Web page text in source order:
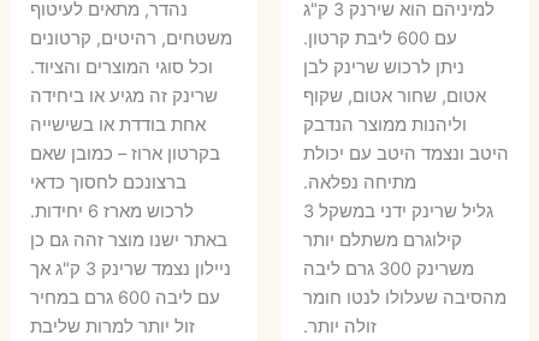
היה:
35 ₪.
הוא:למיניהם הוא שירנק 3 ק"ג
עם 600 ליבת קרטון.
ניתן לרכוש שרינק לבן
אטום, שחור אטום, שקוף
וליהנות ממוצר הנדבק
היטב ונצמד היטב עם יכולת
מתיחה נפלאה.
גליל שרינק ידני במשקל 3
קילוגרם משתלם יותר
משרינק 300 גרם ליבה
מהסיבה שעלולו לנטו חומר
זולה יותר.
היה:
55 ₪.
₪.
נהדר, מתאים לעיטוף
משטחים, רהיטים, קרטונים
וכל סוגי המוצרים והציוד.
שרינק זה מגיע או ביחידה
אחת בודדת או בשישייה
בקרטון ארוז – כמובן שאם
ברצונכם לחסוך כדאי
לרכוש מארז 6 יחידות.
באתר ישנו מוצר זהה גם כן
ניילון נצמד שרינק 3 ק"ג אך
עם ליבה 600 גרם במחיר
זול יותר למרות שליבת